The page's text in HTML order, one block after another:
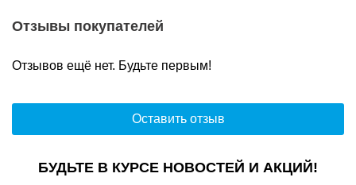
Отзывы покупателей
Отзывов ещё нет. Будьте первым!
Оставить отзыв
БУДЬТЕ В КУРСЕ НОВОСТЕЙ И АКЦИЙ!